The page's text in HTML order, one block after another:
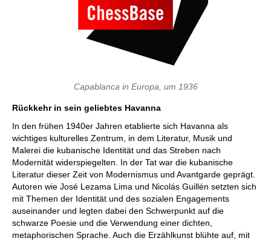
Capablanca in Europa, um 1936
Rückkehr in sein geliebtes Havanna
In den frühen 1940er Jahren etablierte sich Havanna als
wichtiges kulturelles Zentrum, in dem Literatur, Musik und
Malerei die kubanische Identität und das Streben nach
Modernität widerspiegelten. In der Tat war die kubanische
Literatur dieser Zeit von Modernismus und Avantgarde geprägt.
Autoren wie José Lezama Lima und Nicolás Guillén setzten sich
mit Themen der Identität und des sozialen Engagements
auseinander und legten dabei den Schwerpunkt auf die
schwarze Poesie und die Verwendung einer dichten,
metaphorischen Sprache. Auch die Erzählkunst blühte auf, mit